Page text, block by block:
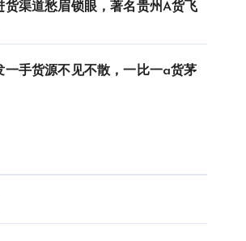
货渠道愁眉锁眼，著名贵州A货飞
一手货源不见不散，一比一a货茅